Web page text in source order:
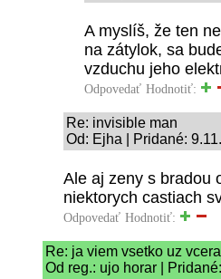
A myslíš, že ten
na zátylok, sa
vzduchu jeho
Odpovedať Hodnotiť:
Re: invisible man
Od: Ejha | Pridané:
Ale aj zeny s bradou
niektorych castiach
Odpovedať Hodnotiť:
Re: ja viem vsetko uz
Od reg.: ujo horar |